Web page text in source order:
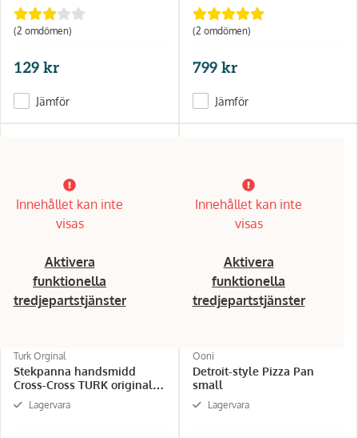
(2 omdömen)
129 kr
Jämför
(2 omdömen)
799 kr
Jämför
Innehållet kan inte
visas
Aktivera
funktionella
tredjepartstjänster
Turk Orginal
Stekpanna handsmidd
Cross-Cross TURK original -
21/28cm 1,75kg
Lagervara
Innehållet kan inte
visas
Aktivera
funktionella
tredjepartstjänster
Ooni
Detroit-style Pizza Pan
small
Lagervara